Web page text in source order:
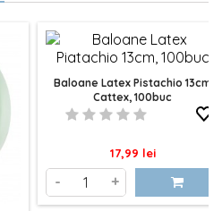
Baloane Latex Pistachio 13cm
Cattex, 100buc
Pret
17,99 lei
- +